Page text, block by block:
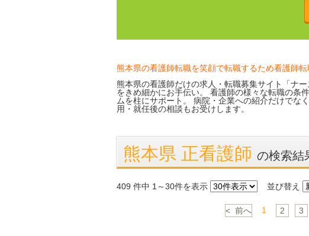
熊本県の看護師転職を笑顔で転職するため看護師転
熊本県の看護師だけの求人・転職募集サイト「ナ
をきめ細かにお手伝い。 看護師の様々な転職の条
ムを柱にサポート。 病院・企業への紹介だけでな
用・就任後の相談もお受けします。
熊本県 正看護師 の検索結
409 件中 1～30件を表示 並び替え
< 前へ 1 2 3